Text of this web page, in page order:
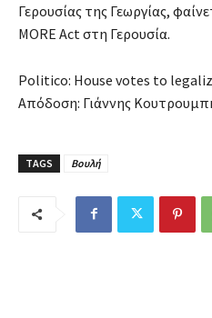
Γερουσίας της Γεωργίας,
MORE Act στη Γερουσία.
Politico: House votes to
Απόδοση: Γιάννης
TAGS Βουλή